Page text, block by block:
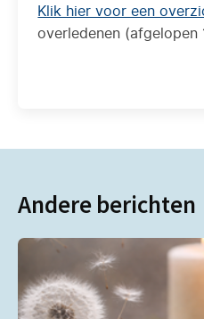
Klik hier voor een
overledenen (afgelopen
Andere berichten